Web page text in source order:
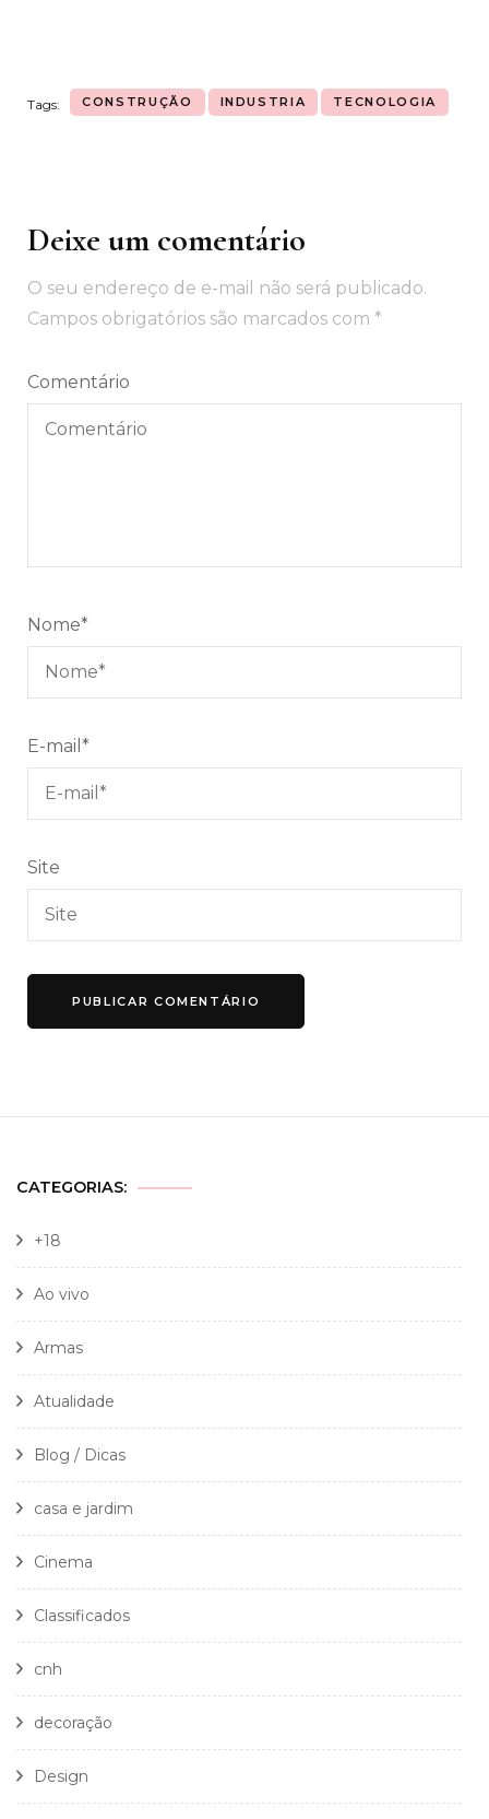
Tags: CONSTRUÇÃO INDUSTRIA TECNOLOGIA
Navegação
post
Deixe um comentário
O seu endereço de e-mail não será publicado.
Campos obrigatórios são marcados com *
Comentário
Nome*
E-mail *
Site
CATEGORIAS:
+18
Ao vivo
Armas
Atualidade
Blog / Dicas
casa e jardim
Cinema
Classificados
cnh
decoração
Design